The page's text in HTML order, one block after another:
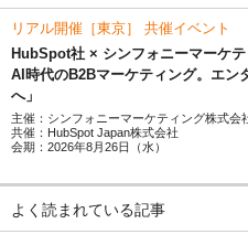
リアル開催［東京］ 共催イベント
HubSpot社 × シンフォニーマーケ
AI時代のB2Bマーケティング。エン
へ」
主催：シンフォニーマーケティング株式会
共催：HubSpot Japan株式会社
会期：2026年8月26日（水）
よく読まれている記事